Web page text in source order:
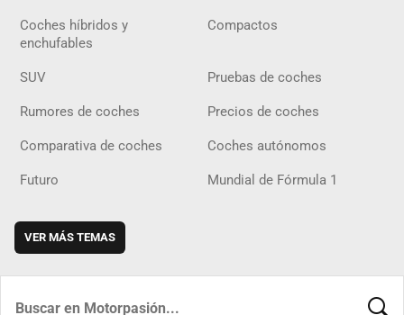
Coches híbridos y
enchufables
Compactos
SUV Pruebas de coches
Rumores de coches Precios de coches
Comparativa de coches Coches autónomos
Futuro Mundial de Fórmula 1
VER MÁS TEMAS